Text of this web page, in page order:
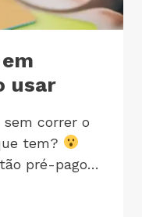
usar
correr o
tem?
pré-pago…